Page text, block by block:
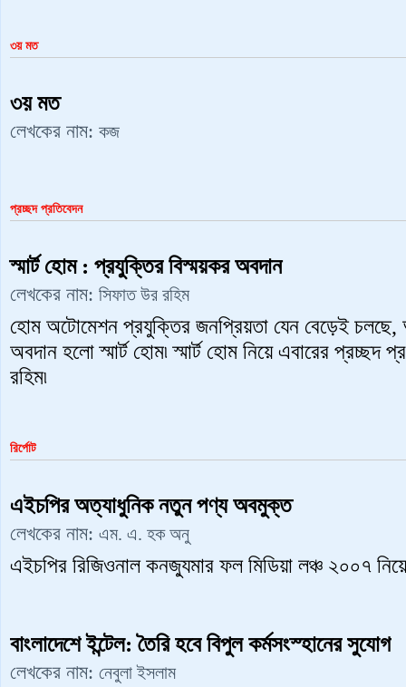
৩য় মত
৩য় মত
লেখকের নাম: কজ
প্রচ্ছদ প্রতিবেদন
স্মার্ট হোম : প্রযুক্তির বিস্ময়কর অবদান
লেখকের নাম: সিফাত উর রহিম
হোম অটোমেশন প্রযুক্তির জনপ্রিয়তা যেন বেড়েই
অবদান হলো স্মার্ট হোম৷ স্মার্ট হোম নিয়ে এবারের প্রচ্ছদ
রহিম৷
রির্পোট
এইচপির অত্যাধুনিক নতুন পণ্য অবমুক্ত
লেখকের নাম: এম. এ. হক অনু
এইচপির রিজিওনাল কনজ্যুমার ফল মিডিয়া লঞ্চ ২০০৭
বাংলাদেশে ইন্টেল: তৈরি হবে বিপুল কর্মসংস্হানের সুযোগ
লেখকের নাম: নেবুলা ইসলাম